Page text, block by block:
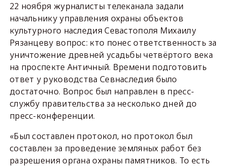
22 ноября журналисты телеканала задали
начальнику управления охраны объектов
культурного наследия Севастополя Михаилу
Рязанцеву вопрос: кто понес ответственность за
уничтожение древней усадьбы четвёртого века
на проспекте Античный. Времени подготовить
ответ у руководства Севнаследия было
достаточно. Вопрос был направлен в пресс-
службу правительства за несколько дней до
пресс-конференции.
«Был составлен протокол, но протокол был
составлен за проведение земляных работ без
разрешения органа охраны памятников. То есть